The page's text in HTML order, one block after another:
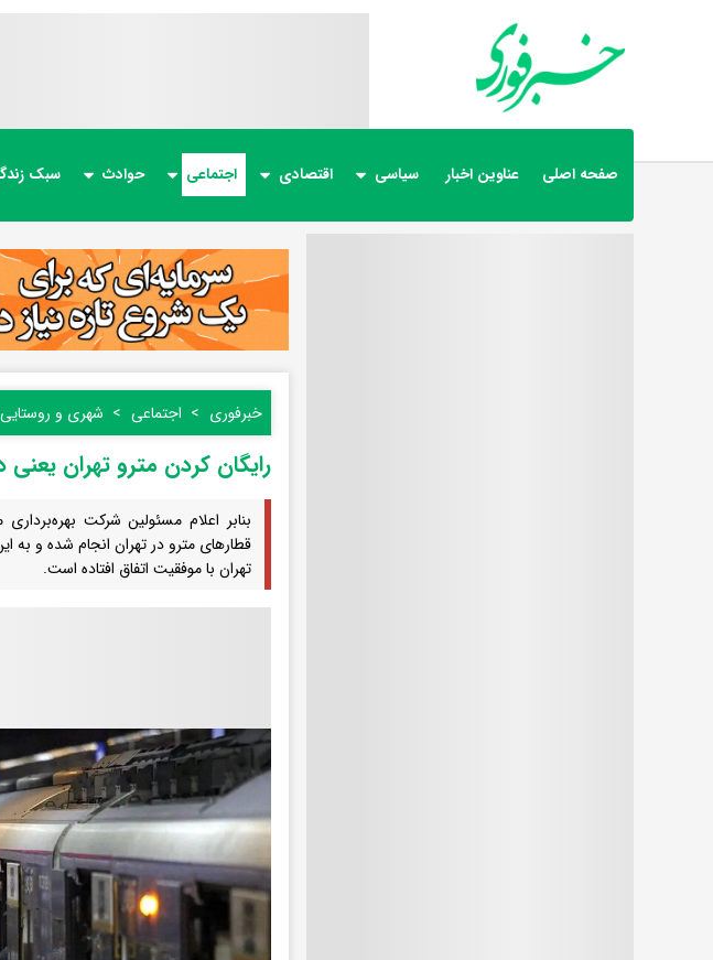
صفحه اصلی عناوین اخبار سیاسی اقتصادی اجتماعی حوادث سبک
خبرفوری اجتماعی شهری و روستایی
رایگان کردن مترو تهران یعنی دود شدن
تهران با موفقیت اتفاق افتاده است.